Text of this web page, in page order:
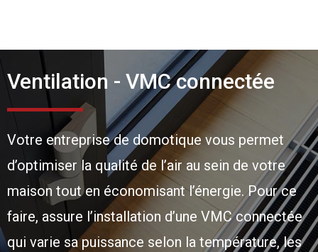
Ventilation - VMC connectée
Votre entreprise de domotique vous permet
d’optimiser la qualité de l’air au sein de votre
maison tout en économisant l’énergie. Pour ce
faire, assure l’installation d’une VMC connectée
qui varie sa puissance selon la température, les